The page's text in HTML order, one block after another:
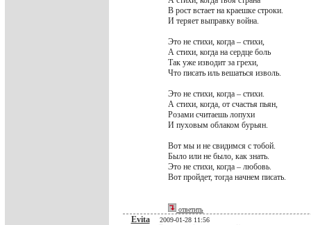
В рост встает на краешке строки.
И теряет выправку война.
Это не стихи, когда – стихи,
А стихи, когда на сердце боль
Так уже изводит за грехи,
Что писать иль вешаться изволь.
Это не стихи, когда – стихи.
А стихи, когда, от счастья пьян,
Розами считаешь лопухи
И пуховым облаком бурьян.
Вот мы и не свидимся с тобой.
Было или не было, как знать.
Это не стихи, когда – любовь.
Вот пройдет, тогда начнем писать.
ответить
Evita 2009-01-28 11:56